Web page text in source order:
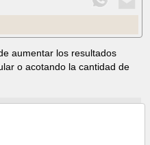
aumentar los resultados
o acotando la cantidad de